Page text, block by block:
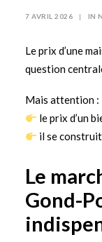
7 AVRIL 2026 | IN
Le prix d’une
question
Mais attention :
le prix d’un
il se
Le
Gond-